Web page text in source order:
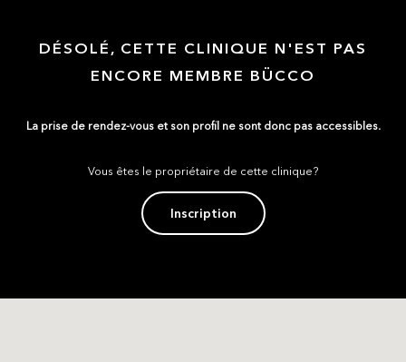
DÉSOLÉ, CETTE CLINIQUE N'EST PAS
ENCORE MEMBRE BÜCCO
La prise de rendez-vous et son profil ne sont donc pas accessibles.
Vous êtes le propriétaire de cette clinique?
Inscription